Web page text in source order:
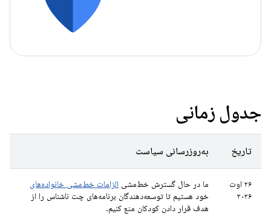
جدول زمانی
تاریخ به‌روزرسانی سیاست
۲۶ اوت
۲۰۲۶
ما در حال گسترش خط‌مشی الزامات خط‌مشی خانواده‌های
خود هستیم تا توسعه‌دهندگان برنامه‌های چت ناشناس را از
هدف قرار دادن کودکان منع کنیم.